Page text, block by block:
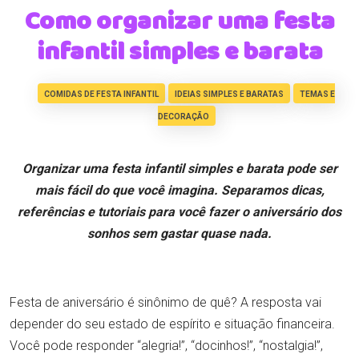
Como organizar uma festa
infantil simples e barata
COMIDAS DE FESTA INFANTIL IDEIAS SIMPLES E BARATAS TEMAS E
DECORAÇÃO
Organizar uma festa infantil simples e barata pode ser
mais fácil do que você imagina. Separamos dicas,
referências e tutoriais para você fazer o aniversário dos
sonhos sem gastar quase nada.
Festa de aniversário é sinônimo de quê? A resposta vai
depender do seu estado de espírito e situação financeira.
Você pode responder “alegria!”, “docinhos!”, “nostalgia!”,